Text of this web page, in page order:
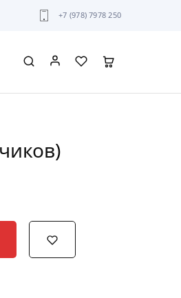
+7 (978) 7978 250